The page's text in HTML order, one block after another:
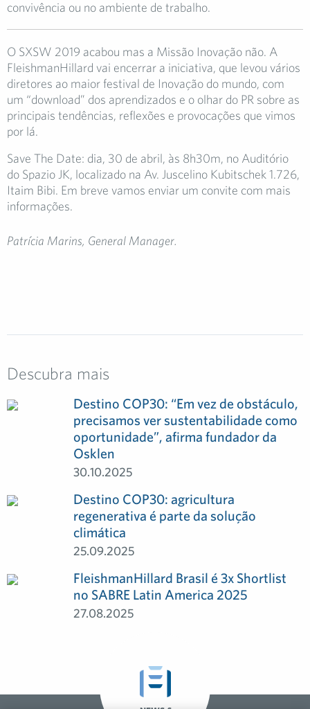
convivência ou no ambiente de trabalho.
O SXSW 2019 acabou mas a Missão Inovação não. A
FleishmanHillard vai encerrar a iniciativa, que levou vários
diretores ao maior festival de Inovação do mundo, com
um “download” dos aprendizados e o olhar do PR sobre as
principais tendências, reflexões e provocações que vimos
por lá.
Save The Date: dia, 30 de abril, às 8h30m, no Auditório
do Spazio JK, localizado na Av. Juscelino Kubitschek 1.726,
Itaim Bibi. Em breve vamos enviar um convite com mais
informações.
Patrícia Marins, General Manager.
Descubra mais
Destino COP30: “Em vez de obstáculo,
precisamos ver sustentabilidade como
oportunidade”, afirma fundador da
Osklen
30.10.2025
Destino COP30: agricultura
regenerativa é parte da solução
climática
25.09.2025
FleishmanHillard Brasil é 3x Shortlist
no SABRE Latin America 2025
27.08.2025